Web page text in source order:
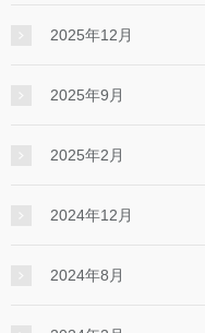
2025年12月
2025年9月
2025年2月
2024年12月
2024年8月